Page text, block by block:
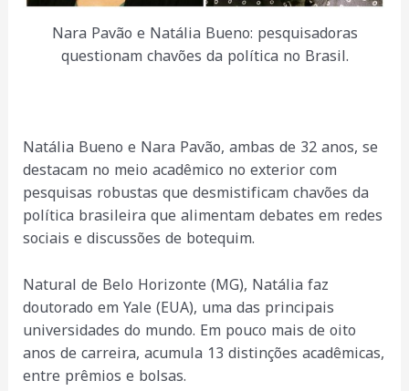
Nara Pavão e Natália Bueno: pesquisadoras
questionam chavões da política no Brasil.
Natália Bueno e Nara Pavão, ambas de 32 anos, se
destacam no meio acadêmico no exterior com
pesquisas robustas que desmistificam chavões da
política brasileira que alimentam debates em redes
sociais e discussões de botequim.
Natural de Belo Horizonte (MG), Natália faz
doutorado em Yale (EUA), uma das principais
universidades do mundo. Em pouco mais de oito
anos de carreira, acumula 13 distinções acadêmicas,
entre prêmios e bolsas.